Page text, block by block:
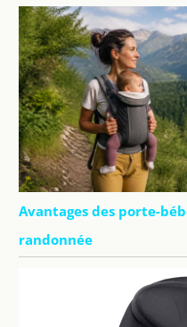
Avantages des porte-
randonnée